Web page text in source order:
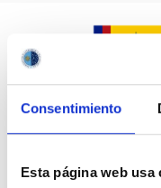
Consentimiento
Esta página web usa